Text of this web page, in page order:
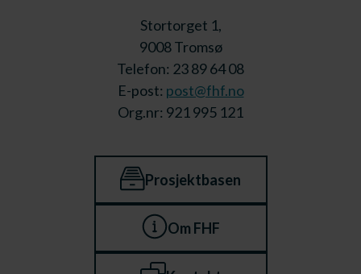
Stortorget 1,
9008 Tromsø
Telefon: 23 89 64 08
E-post: post@fhf.no
Org.nr: 921 995 121
Prosjektbasen
Om FHF